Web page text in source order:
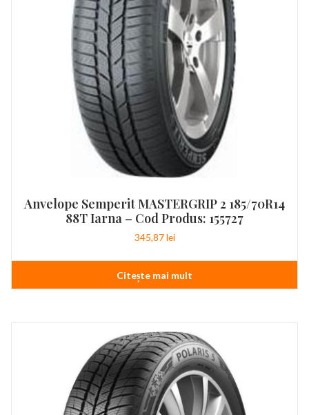
Anvelope Semperit MASTERGRIP 2 185/70R14
88T Iarna – Cod Produs: 155727
345,87lei
Citește mai mult